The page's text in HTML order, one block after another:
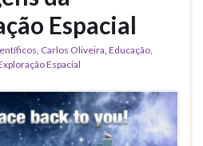
Espacial
, Carlos Oliveira, Educação,
Espacial